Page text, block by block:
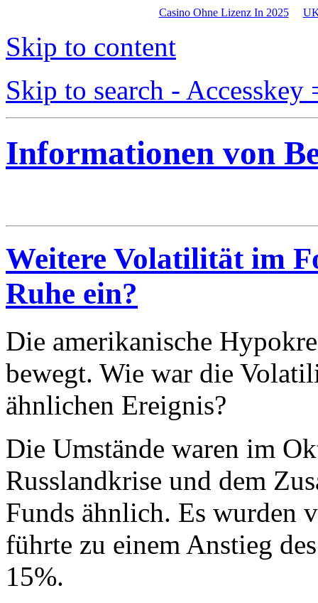
Casino Ohne Lizenz In 2025
Skip to content
Skip to search - Accesskey
Informationen von
Weitere Volatilität im
Ruhe ein?
Die amerikanische
bewegt. Wie war die
ähnlichen Ereignis?
Die Umstände waren im
Russlandkrise und dem
Funds ähnlich. Es wurden
führte zu einem Anstieg
15%.